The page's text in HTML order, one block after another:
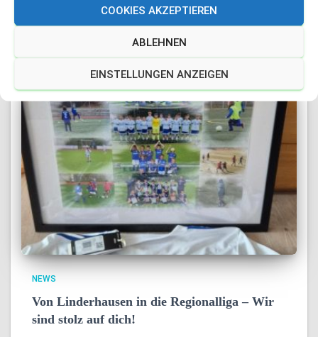
COOKIES AKZEPTIEREN
ABLEHNEN
EINSTELLUNGEN ANZEIGEN
Begrüßung2) Verlesen des Protokolls 2025 /
Weiterlesen…
NEWS
Von Linderhausen in die Regionalliga – Wir
sind stolz auf dich!